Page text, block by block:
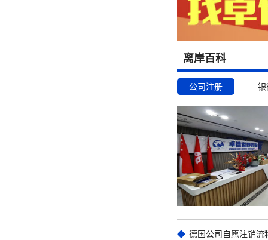
离岸百科
公司注册 银
德国公司自愿注销流